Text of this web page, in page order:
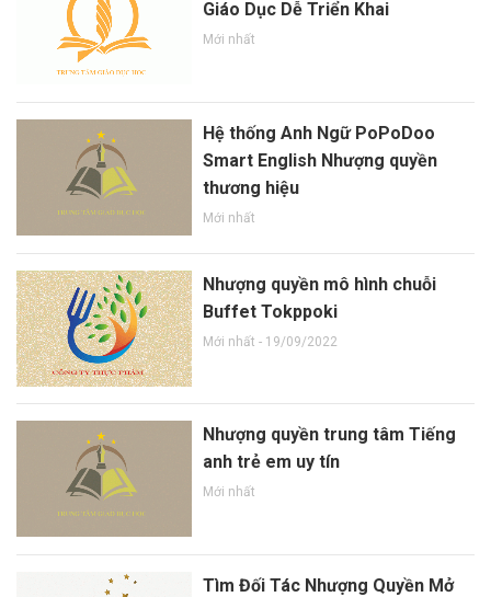
Giáo Dục Dễ Triển Khai
Mới nhất
Hệ thống Anh Ngữ PoPoDoo
Smart English Nhượng quyền
thương hiệu
Mới nhất
Nhượng quyền mô hình chuỗi
Buffet Tokppoki
Mới nhất - 19/09/2022
Nhượng quyền trung tâm Tiếng
anh trẻ em uy tín
Mới nhất
Tìm Đối Tác Nhượng Quyền Mở